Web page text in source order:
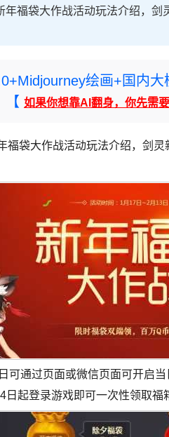
福袋大作战活动玩法介绍，
绘画+国内大
【 如果你想靠AI翻身，你先需
福袋大作战活动玩法介绍，剑
可通过页面或微信页面可开启
日起登录游戏即可一次性领取福